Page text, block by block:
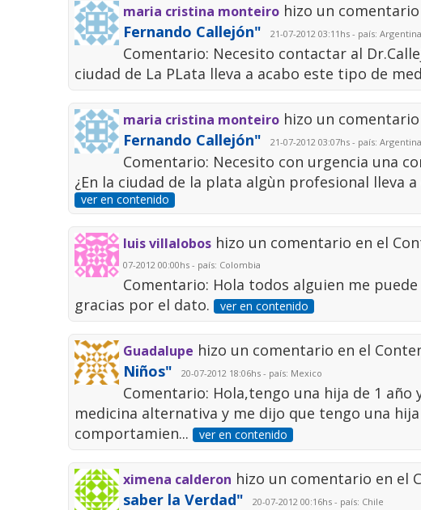
maria cristina monteiro hizo un
Fernando Callejón"
21-07-2012 03:11hs - país: Argentina
Comentario: Necesito contactar al
ciudad de La PLata lleva a acabo este tipo de
maria cristina monteiro hizo un
Fernando Callejón"
21-07-2012 03:07hs - país: Argentina
Comentario: Necesito con urgencia una
¿En la ciudad de la plata algùn profesional lleva
ver en contenido
luis villalobos hizo un comentario en el
07-2012 00:00hs - país: Colombia
Comentario: Hola todos alguien me
gracias por el dato. ver en contenido
Guadalupe hizo un comentario en el
Niños"
20-07-2012 18:06hs - país: Mexico
Comentario: Hola,tengo una hija de 1
medicina alternativa y me dijo que tengo una
comportamien... ver en contenido
ximena calderon hizo un comentario en el
saber la Verdad"
20-07-2012 00:16hs - país: Chile